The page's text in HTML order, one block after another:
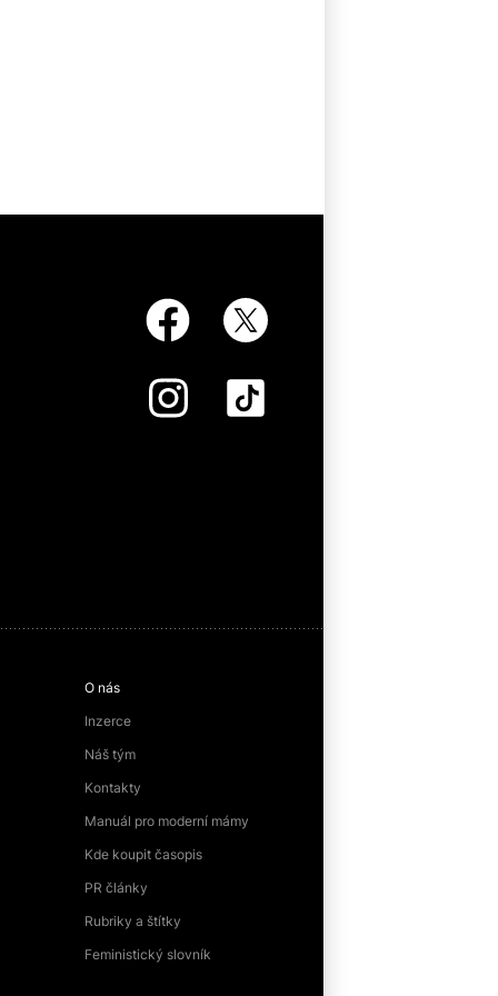
O nás
Inzerce
Náš tým
Kontakty
Manuál pro moderní mámy
Kde koupit časopis
PR články
Rubriky a štítky
Feministický slovník